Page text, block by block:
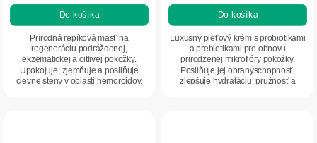
Do košíka
Prírodná repíková masť na
regeneráciu podráždenej,
ekzematickej a citlivej pokožky.
Upokojuje, zjemňuje a posilňuje
cievne steny v oblasti hemoroidov.
Do košíka
Luxusný pleťový krém s probiotikami
a prebiotikami pre obnovu
prirodzenej mikroflóry pokožky.
Posilňuje jej obranyschopnosť,
zlepšuje hydratáciu, pružnosť a